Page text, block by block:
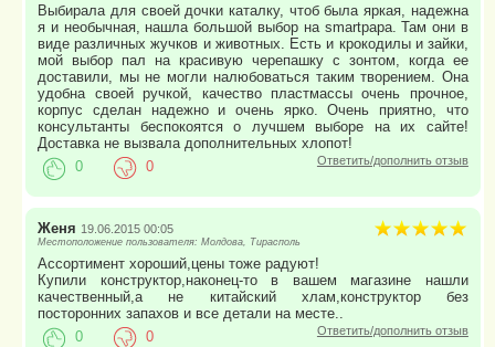
Выбирала для своей дочки каталку, чтоб была яркая, надежна
я и необычная, нашла большой выбор на smartpapa. Там они в
виде различных жучков и животных. Есть и крокодилы и зайки,
мой выбор пал на красивую черепашку с зонтом, когда ее
доставили, мы не могли налюбоваться таким творением. Она
удобна своей ручкой, качество пластмассы очень прочное,
корпус сделан надежно и очень ярко. Очень приятно, что
консультанты беспокоятся о лучшем выборе на их сайте!
Доставка не вызвала дополнительных хлопот!
Ответить/дополнить отзыв
0 0
Женя 19.06.2015 00:05
Местоположение пользователя: Молдова, Тирасполь
Ассортимент хороший,цены тоже радуют!
Купили конструктор,наконец-то в вашем магазине нашли
качественный,а не китайский хлам,конструктор без
посторонних запахов и все детали на месте..
Ответить/дополнить отзыв
0 0